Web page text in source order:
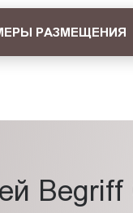
РАЗМЕЩЕНИЯ
Begriff